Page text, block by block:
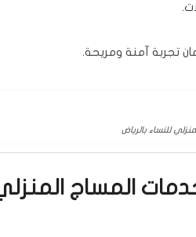
تجربة آمنة ومريحة.
للنساء بالرياض
المساج